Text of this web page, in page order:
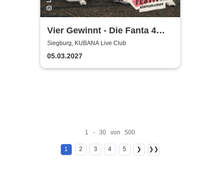
Vier Gewinnt - Die Fanta 4
Tributeband
Siegburg, KUBANA Live Club
05.03.2027
1 - 30 von 500
1 2 3 4 5 ❯ ❯❯